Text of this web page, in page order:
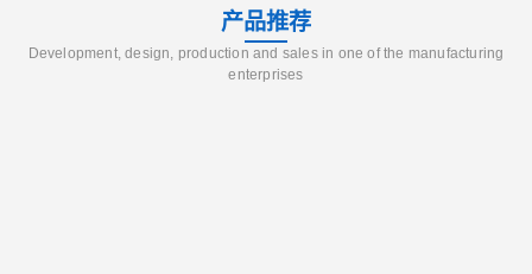
产品推荐
Development, design, production and sales in one of the manufacturing
enterprises